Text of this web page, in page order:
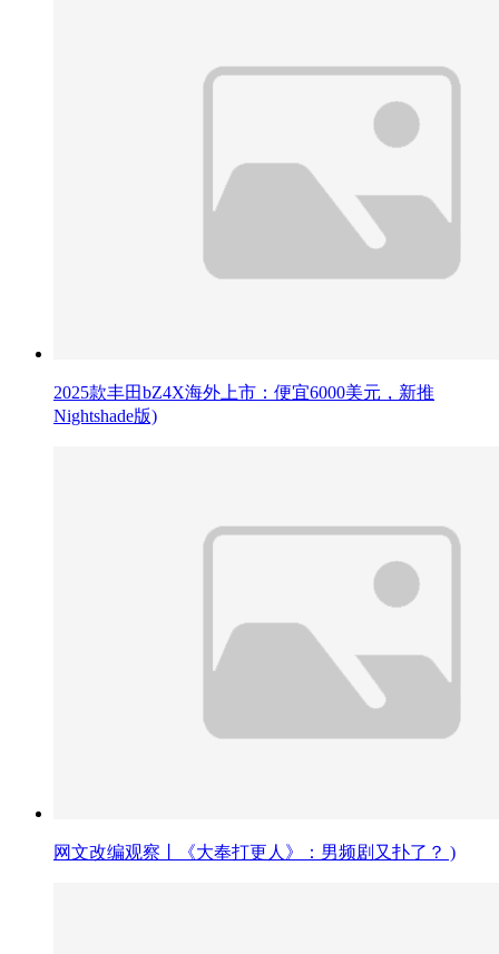
2025款丰田bZ4X海外上市：便宜6000美元，新推
Nightshade版)
网文改编观察丨《大奉打更人》：男频剧又扑了？ )